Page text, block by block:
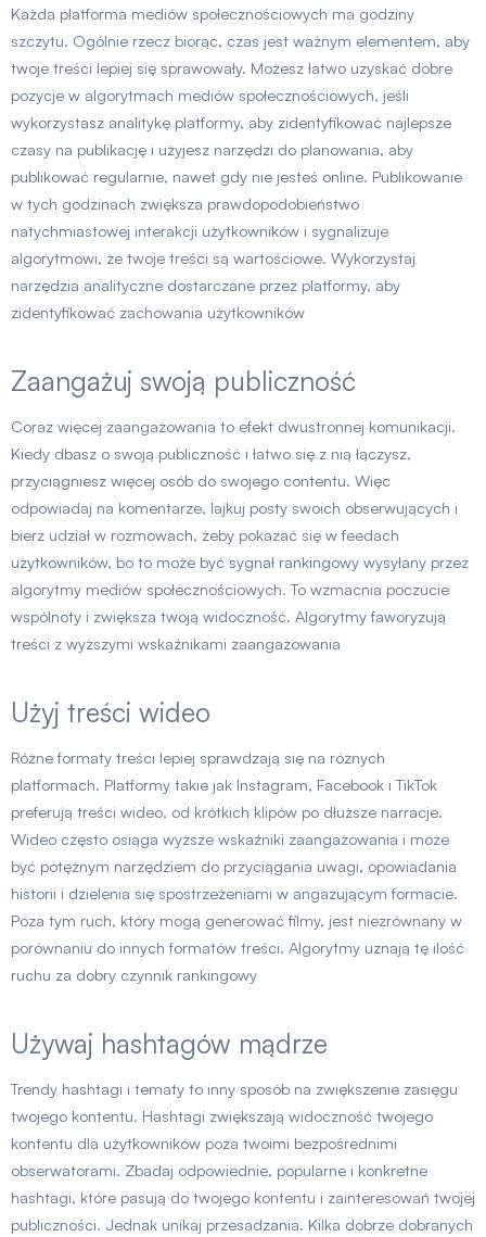
Każda platforma mediów społecznościowych ma godziny
szczytu. Ogólnie rzecz biorąc, czas jest ważnym elementem, aby
twoje treści lepiej się sprawowały. Możesz łatwo uzyskać dobre
pozycje w algorytmach mediów społecznościowych, jeśli
wykorzystasz analitykę platformy, aby zidentyfikować najlepsze
czasy na publikację i użyjesz narzędzi do planowania, aby
publikować regularnie, nawet gdy nie jesteś online. Publikowanie
w tych godzinach zwiększa prawdopodobieństwo
natychmiastowej interakcji użytkowników i sygnalizuje
algorytmowi, że twoje treści są wartościowe. Wykorzystaj
narzędzia analityczne dostarczane przez platformy, aby
zidentyfikować zachowania użytkowników
Zaangażuj swoją publiczność
Coraz więcej zaangażowania to efekt dwustronnej komunikacji.
Kiedy dbasz o swoją publiczność i łatwo się z nią łączysz,
przyciągniesz więcej osób do swojego contentu. Więc
odpowiadaj na komentarze, lajkuj posty swoich obserwujących i
bierz udział w rozmowach, żeby pokazać się w feedach
użytkowników, bo to może być sygnał rankingowy wysyłany przez
algorytmy mediów społecznościowych. To wzmacnia poczucie
wspólnoty i zwiększa twoją widoczność. Algorytmy faworyzują
treści z wyższymi wskaźnikami zaangażowania
Użyj treści wideo
Różne formaty treści lepiej sprawdzają się na różnych
platformach. Platformy takie jak Instagram, Facebook i TikTok
preferują treści wideo, od krótkich klipów po dłuższe narracje.
Wideo często osiąga wyższe wskaźniki zaangażowania i może
być potężnym narzędziem do przyciągania uwagi, opowiadania
historii i dzielenia się spostrzeżeniami w angażującym formacie.
Poza tym ruch, który mogą generować filmy, jest niezrównany w
porównaniu do innych formatów treści. Algorytmy uznają tę ilość
ruchu za dobry czynnik rankingowy
Używaj hashtagów mądrze
Trendy hashtagi i tematy to inny sposób na zwiększenie zasięgu
twojego kontentu. Hashtagi zwiększają widoczność twojego
kontentu dla użytkowników poza twoimi bezpośrednimi
obserwatorami. Zbadaj odpowiednie, popularne i konkretne
hashtagi, które pasują do twojego kontentu i zainteresowań twojej
publiczności. Jednak unikaj przesadzania. Kilka dobrze dobranych